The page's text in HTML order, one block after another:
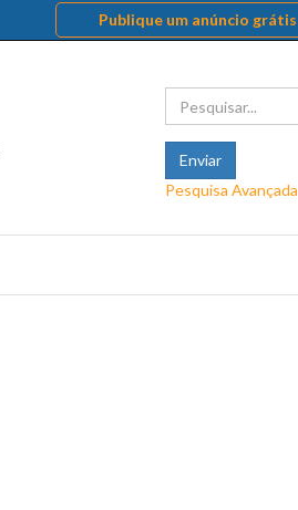
Publique um anúncio grátis
Pesquisa Avançada